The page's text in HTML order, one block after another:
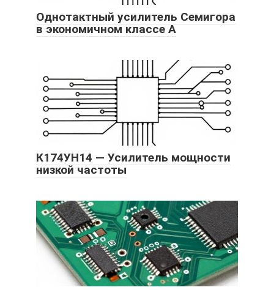
Однотактный усилитель Семигора
в экономичном классе А
К174УН14 — Усилитель мощности
низкой частоты